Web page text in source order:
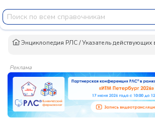
Энциклопедия РЛС/Указатель действующих
Реклама